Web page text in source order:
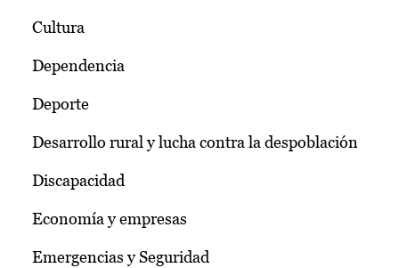
Cultura
Dependencia
Deporte
Desarrollo rural y lucha contra la despoblación
Discapacidad
Economía y empresas
Emergencias y Seguridad